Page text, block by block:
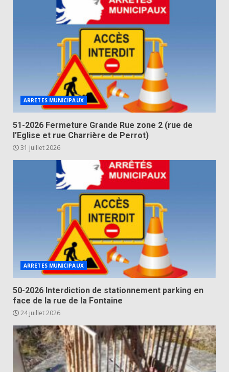
ARRETES MUNICIPAUX
51-2026 Fermeture Grande Rue zone 2 (rue de
l’Eglise et rue Charrière de Perrot)
31 juillet 2026
ARRETES MUNICIPAUX
50-2026 Interdiction de stationnement parking en
face de la rue de la Fontaine
24 juillet 2026